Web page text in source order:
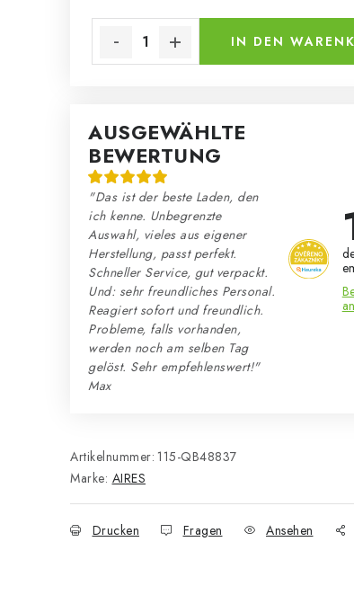
IN DEN
AUSGEWÄHLTE
BEWERTUNG
"Das ist der beste Laden, den
ich kenne. Unbegrenzte
Auswahl, vieles aus eigener
Herstellung, passt perfekt.
Schneller Service, gut verpackt.
Und: sehr freundliches Personal.
Reagiert sofort und freundlich.
Probleme, falls vorhanden,
werden noch am selben Tag
gelöst. Sehr empfehlenswert!"
Max
Artikelnummer: 115-QB48837
Marke: AIRES
Drucken Fragen Ansehen